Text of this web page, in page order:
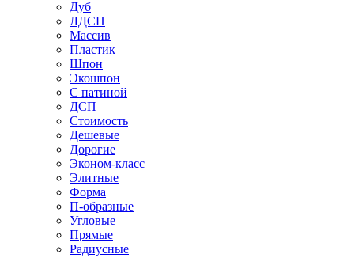
Дуб
ЛДСП
Массив
Пластик
Шпон
Экошпон
С патиной
ДСП
Стоимость
Дешевые
Дорогие
Эконом-класс
Элитные
Форма
П-образные
Угловые
Прямые
Радиусные